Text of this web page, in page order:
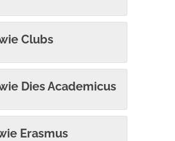
Clubs
Dies Academicus
Erasmus